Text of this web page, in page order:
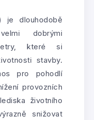
je dlouhodobě
dobrými
které si
stavby.
pro pohodlí
provozních
životního
snižovat